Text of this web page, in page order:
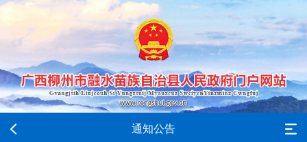
通知公告